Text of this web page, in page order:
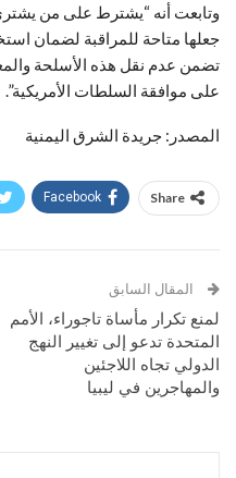
وتابعت أنه “يشترط على من
جعلها متاحة للمراقبة لضمان
تضمن عدم نقل هذه الأسلحة
على موافقة السلطات الأمريكية”.
المصدر: جريدة الشرق اليمنية
Share
Facebook
المقال السابق
لمنع تكرار مأساة تاجوراء، الأمم
المتحدة تدعو إلى تغيير النهج
الدولي تجاه اللاجئين
والمهاجرين في ليبيا